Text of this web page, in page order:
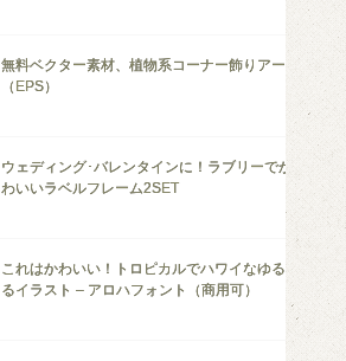
無料ベクター素材、植物系コーナー飾りアート
（EPS）
ウェディング･バレンタインに！ラブリーでか
わいいラベルフレーム2SET
これはかわいい！トロピカルでハワイなゆるゆ
るイラスト – アロハフォント（商用可）